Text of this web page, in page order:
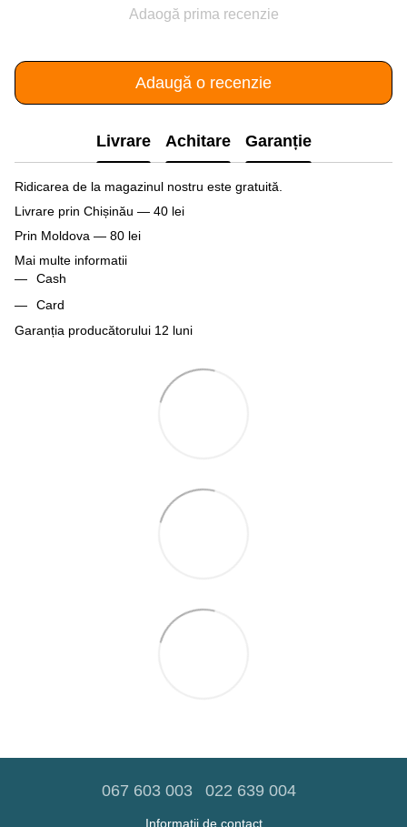
Adaogă prima recenzie
Adaugă o recenzie
Livrare Achitare Garanție
Ridicarea de la magazinul nostru este gratuită.
Livrare prin Chișinău — 40 lei
Prin Moldova — 80 lei
Mai multe informatii
Cash
Card
Garanția producătorului 12 luni
067 603 003 022 639 004
Informații de contact